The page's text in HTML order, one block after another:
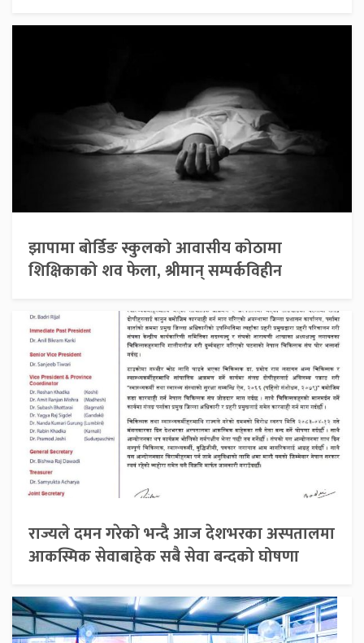
झापामा बोर्डिङ स्कुलको आवासीय कोठामा
शिक्षिकाको शव फेला, श्रीमान् सम्पर्कविहीन
राज्यले दमन गरेको भन्दै आज देशभरका अस्पतालमा
आकस्मिक सेवाबाहेक सबै सेवा बन्दको घोषणा